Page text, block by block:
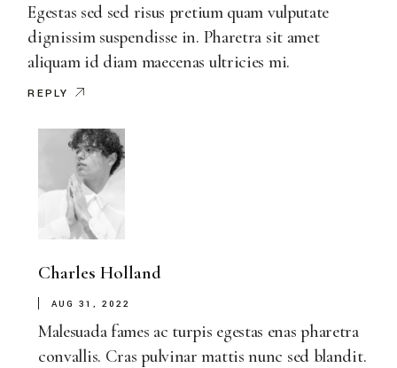
Egestas sed sed risus pretium quam vulputate
dignissim suspendisse in. Pharetra sit amet
aliquam id diam maecenas ultricies mi.
REPLY
Charles Holland
AUG 31, 2022
Malesuada fames ac turpis egestas enas pharetra
convallis. Cras pulvinar mattis nunc sed blandit.